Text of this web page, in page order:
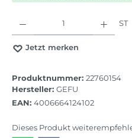
ST
Jetzt merken
Produktnummer: 22760154
Hersteller: GEFU
EAN: 4006664124102
Dieses Produkt